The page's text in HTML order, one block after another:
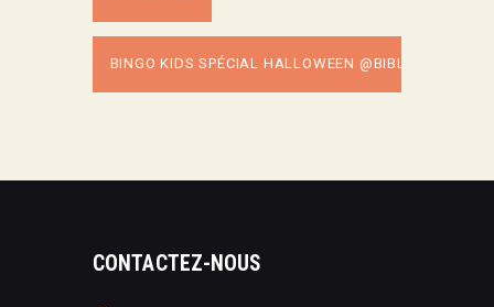
BINGO KIDS SPÉCIAL HALLOWEEN @BIBLIO IXELLES
CONTACTEZ-NOUS